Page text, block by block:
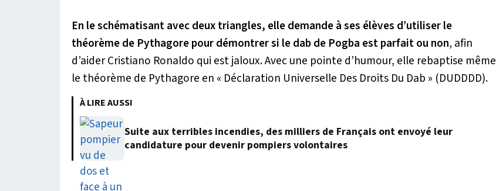
En le schématisant avec deux triangles, elle demande à ses élèves d’utiliser le
théorème de Pythagore pour démontrer si le dab de Pogba est parfait ou non, afin
d’aider Cristiano Ronaldo qui est jaloux. Avec une pointe d’humour, elle rebaptise même
le théorème de Pythagore en « Déclaration Universelle Des Droits Du Dab » (DUDDDD).
À LIRE AUSSI
Suite aux terribles incendies, des milliers de Français ont envoyé leur
candidature pour devenir pompiers volontaires